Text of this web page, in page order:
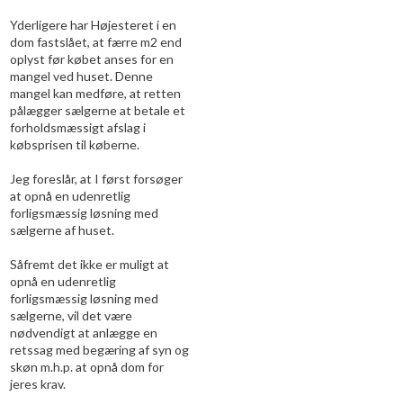
Yderligere har Højesteret i en
dom fastslået, at færre m2 end
oplyst før købet anses for en
mangel ved huset. Denne
mangel kan medføre, at retten
pålægger sælgerne at betale et
forholdsmæssigt afslag i
købsprisen til køberne.
Jeg foreslår, at I først forsøger
at opnå en udenretlig
forligsmæssig løsning med
sælgerne af huset.
Såfremt det ikke er muligt at
opnå en udenretlig
forligsmæssig løsning med
sælgerne, vil det være
nødvendigt at anlægge en
retssag med begæring af syn og
skøn m.h.p. at opnå dom for
jeres krav.